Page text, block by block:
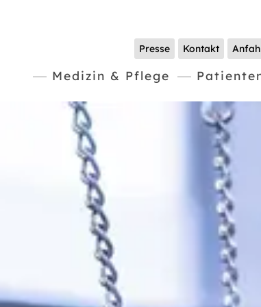
Presse Kontakt
Medizin & Pflege